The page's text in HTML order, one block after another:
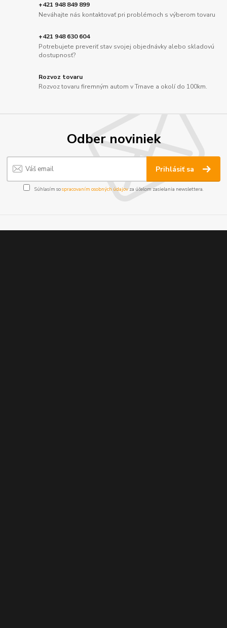
+421 948 849 899
Neváhajte nás kontaktovať pri problémoch s výberom tovaru
+421 948 630 604
Potrebujete preveriť stav svojej objednávky alebo skladovú
dostupnosť?
Rozvoz tovaru
Rozvoz tovaru firemným autom v Trnave a okolí do 100km.
Odber noviniek
Prihlásiť sa
Súhlasím sospracovaním osobných údajov za účelom zasielania newslettera.